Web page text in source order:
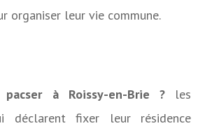
organiser leur vie commune.
à Roissy-en-Brie ?les
déclarent fixer leur résidence